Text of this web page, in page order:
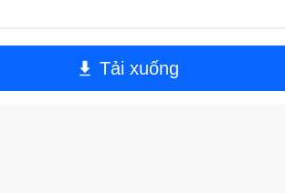
Tải xuống